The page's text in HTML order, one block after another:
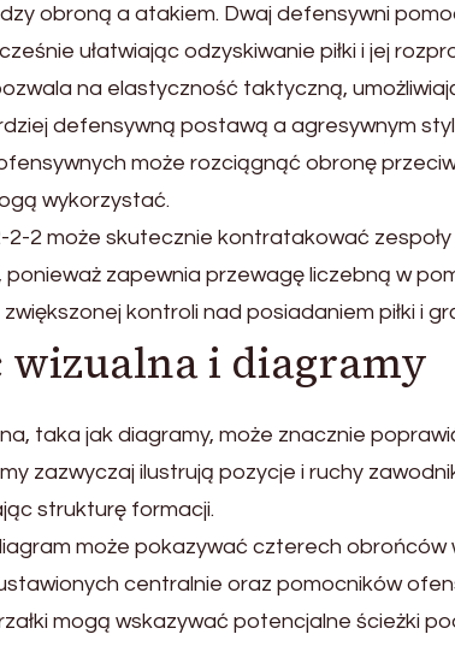
obroną a atakiem. Dwaj defensywni
ułatwiając odzyskiwanie piłki i jej
na elastyczność taktyczną,
defensywną postawą a agresywnym
może rozciągnąć obronę
wykorzystać.
2-2 może skutecznie kontratakować
ponieważ zapewnia przewagę liczebną w
kontroli nad posiadaniem piłki i
wizualna i diagramy
taka jak diagramy, może znacznie
zazwyczaj ilustrują pozycje i ruchy
strukturę formacji.
może pokazywać czterech obrońców
centralnie oraz pomocników
mogą wskazywać potencjalne ścieżki